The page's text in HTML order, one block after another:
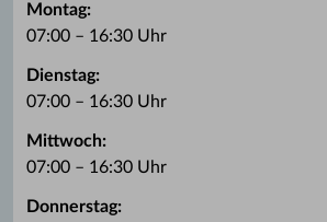
Montag:
07:00 – 16:30 Uhr
Dienstag:
07:00 – 16:30 Uhr
Mittwoch:
07:00 – 16:30 Uhr
Donnerstag: